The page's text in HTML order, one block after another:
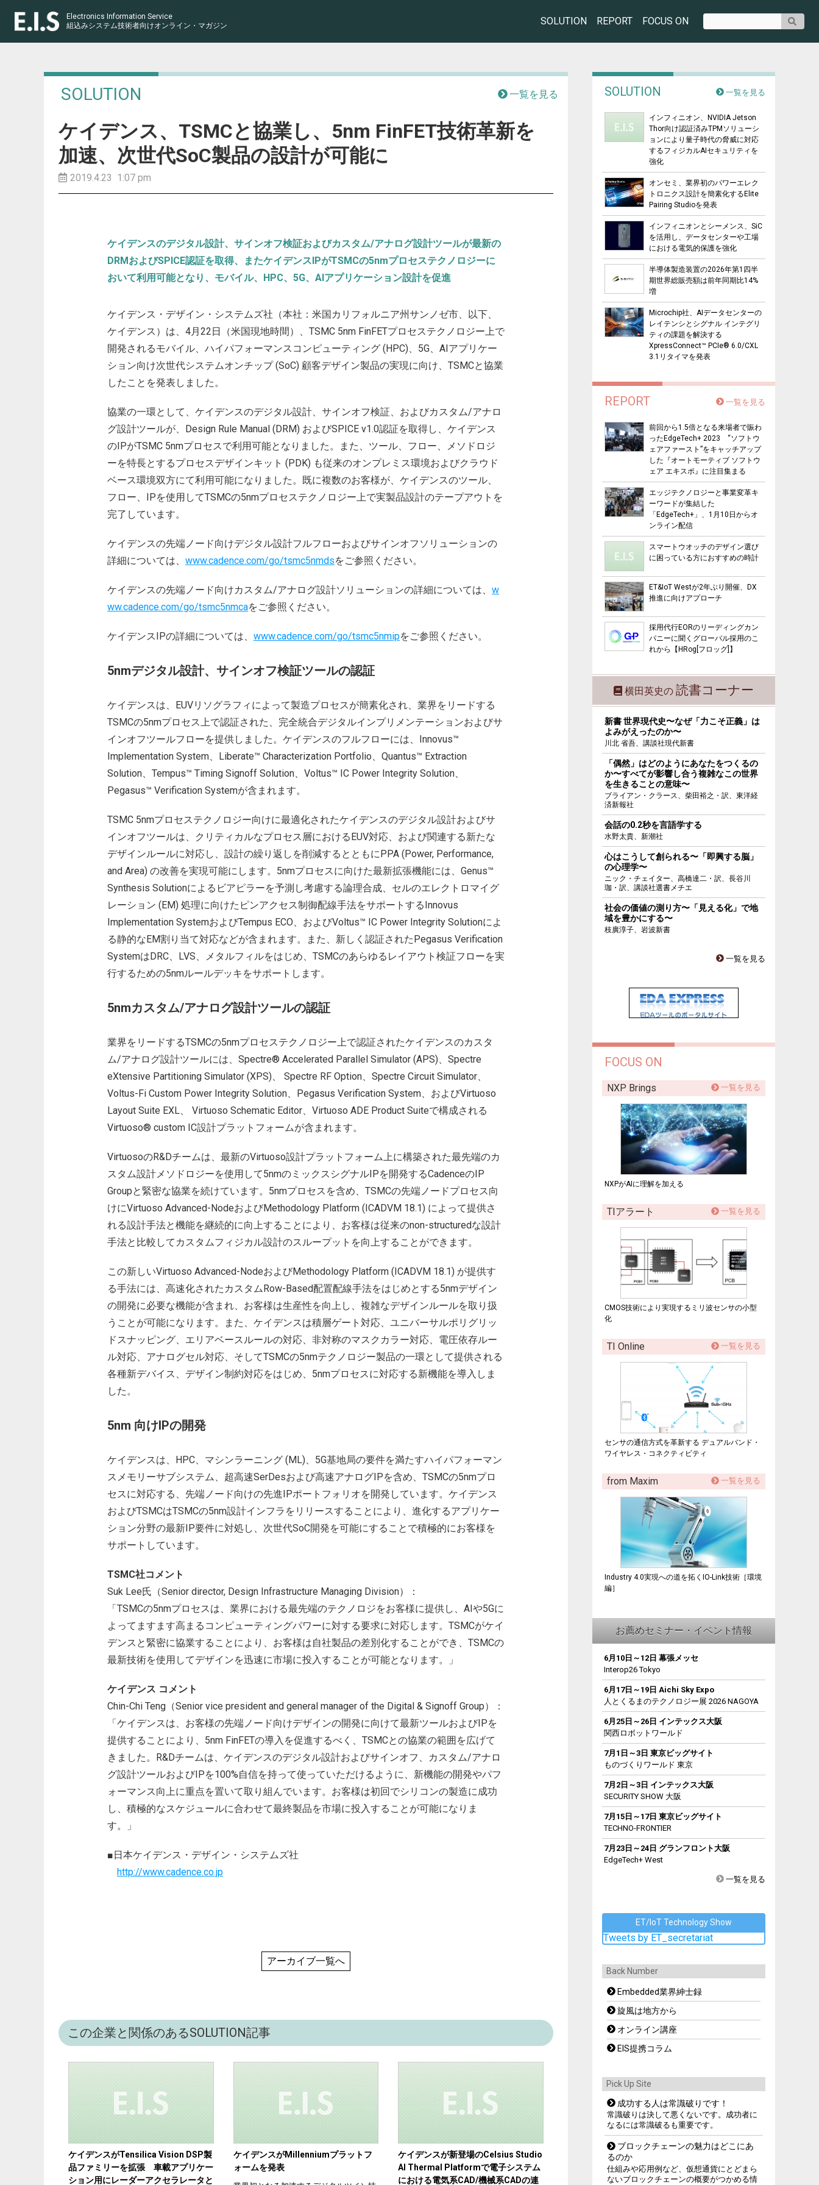
Electronics Information Service
組込みシステム技術者向けオンライン・マガジン SOLUTION REPORT FOCUS ON
SOLUTION 一覧を見る
ケイデンス、TSMCと協業し、5nm FinFET技術革新を
加速、次世代SoC製品の設計が可能に
2019.4.23 1:07 pm
ケイデンスのデジタル設計、サインオフ検証およびカスタム/アナログ設計ツールが最新の
DRMおよびSPICE認証を取得、またケイデンスIPがTSMCの5nmプロセステクノロジーに
おいて利用可能となり、モバイル、HPC、5G、AIアプリケーション設計を促進
ケイデンス・デザイン・システムズ社（本社：米国カリフォルニア州サンノゼ市、以下、
ケイデンス）は、4月22日（米国現地時間）、TSMC 5nm FinFETプロセステクノロジー上で
開発されるモバイル、ハイパフォーマンスコンピューティング (HPC)、5G、AIアプリケー
ション向け次世代システムオンチップ (SoC) 顧客デザイン製品の実現に向け、TSMCと協業
したことを発表しました。
協業の一環として、ケイデンスのデジタル設計、サインオフ検証、およびカスタム/アナロ
グ設計ツールが、Design Rule Manual (DRM) およびSPICE v1.0認証を取得し、ケイデンス
のIPがTSMC 5nmプロセスで利用可能となりました。また、ツール、フロー、メソドロジ
ーを特長とするプロセスデザインキット (PDK) も従来のオンプレミス環境およびクラウド
ベース環境双方にて利用可能になりました。既に複数のお客様が、ケイデンスのツール、
フロー、IPを使用してTSMCの5nmプロセステクノロジー上で実製品設計のテープアウトを
完了しています。
ケイデンスの先端ノード向けデジタル設計フルフローおよびサインオフソリューションの
詳細については、 www.cadence.com/go/tsmc5nmdsをご参照ください。
ケイデンスの先端ノード向けカスタム/アナログ設計ソリューションの詳細については、 w
ww.cadence.com/go/tsmc5nmcaをご参照ください。
ケイデンスIPの詳細については、 www.cadence.com/go/tsmc5nmipをご参照ください。
5nmデジタル設計、サインオフ検証ツールの認証
ケイデンスは、EUVリソグラフィによって製造プロセスが簡素化され、業界をリードする
TSMCの5nmプロセス上で認証された、完全統合デジタルインプリメンテーションおよびサ
インオフツールフローを提供しました。ケイデンスのフルフローには、Innovus™
Implementation System、Liberate™ Characterization Portfolio、Quantus™ Extraction
Solution、Tempus™ Timing Signoff Solution、Voltus™ IC Power Integrity Solution、
Pegasus™ Verification Systemが含まれます。
TSMC 5nmプロセステクノロジー向けに最適化されたケイデンスのデジタル設計およびサ
インオフツールは、クリティカルなプロセス層におけるEUV対応、および関連する新たな
デザインルールに対応し、設計の繰り返しを削減するとともにPPA (Power, Performance,
and Area) の改善を実現可能にします。5nmプロセスに向けた最新拡張機能には、Genus™
Synthesis Solutionによるビアピラーを予測し考慮する論理合成、セルのエレクトロマイグ
レーション (EM) 処理に向けたピンアクセス制御配線手法をサポートするInnovus
Implementation SystemおよびTempus ECO、およびVoltus™ IC Power Integrity Solutionによ
る静的なEM割り当て対応などが含まれます。また、新しく認証されたPegasus Verification
SystemはDRC、LVS、メタルフィルをはじめ、TSMCのあらゆるレイアウト検証フローを実
行するための5nmルールデッキをサポートします。
5nmカスタム/アナログ設計ツールの認証
業界をリードするTSMCの5nmプロセステクノロジー上で認証されたケイデンスのカスタ
ム/アナログ設計ツールには、Spectre® Accelerated Parallel Simulator (APS)、Spectre
eXtensive Partitioning Simulator (XPS)、 Spectre RF Option、Spectre Circuit Simulator、
Voltus-Fi Custom Power Integrity Solution、Pegasus Verification System、およびVirtuoso
Layout Suite EXL、 Virtuoso Schematic Editor、Virtuoso ADE Product Suiteで構成される
Virtuoso® custom IC設計プラットフォームが含まれます。
VirtuosoのR&Dチームは、最新のVirtuoso設計プラットフォーム上に構築された最先端のカ
スタム設計メソドロジーを使用して5nmのミックスシグナルIPを開発するCadenceのIP
Groupと緊密な協業を続けています。5nmプロセスを含め、TSMCの先端ノードプロセス向
けにVirtuoso Advanced-NodeおよびMethodology Platform (ICADVM 18.1) によって提供さ
れる設計手法と機能を継続的に向上することにより、お客様は従来のnon-structuredな設計
手法と比較してカスタムフィジカル設計のスループットを向上することができます。
この新しいVirtuoso Advanced-NodeおよびMethodology Platform (ICADVM 18.1) が提供す
る手法には、高速化されたカスタムRow-Based配置配線手法をはじめとする5nmデザイン
の開発に必要な機能が含まれ、お客様は生産性を向上し、複雑なデザインルールを取り扱
うことが可能になります。また、ケイデンスは積層ゲート対応、ユニバーサルポリグリッ
ドスナッピング、エリアベースルールの対応、非対称のマスクカラー対応、電圧依存ルー
ル対応、アナログセル対応、そしてTSMCの5nmテクノロジー製品の一環として提供される
各種新デバイス、デザイン制約対応をはじめ、5nmプロセスに対応する新機能を導入しま
した。
5nm 向けIPの開発
ケイデンスは、HPC、マシンラーニング (ML)、5G基地局の要件を満たすハイパフォーマン
スメモリーサブシステム、超高速SerDesおよび高速アナログIPを含め、TSMCの5nmプロ
セスに対応する、先端ノード向けの先進IPポートフォリオを開発しています。ケイデンス
およびTSMCはTSMCの5nm設計インフラをリリースすることにより、進化するアプリケー
ション分野の最新IP要件に対処し、次世代SoC開発を可能にすることで積極的にお客様を
サポートしています。
TSMC社コメント
Suk Lee氏（Senior director, Design Infrastructure Managing Division）：
「TSMCの5nmプロセスは、業界における最先端のテクノロジをお客様に提供し、AIや5Gに
よってますます高まるコンピューティングパワーに対する要求に対応します。TSMCがケイ
デンスと緊密に協業することにより、お客様は自社製品の差別化することができ、TSMCの
最新技術を使用してデザインを迅速に市場に投入することが可能となります。」
ケイデンス コメント
Chin-Chi Teng（Senior vice president and general manager of the Digital & Signoff Group）：
「ケイデンスは、お客様の先端ノード向けデザインの開発に向けて最新ツールおよびIPを
提供することにより、5nm FinFETの導入を促進するべく、TSMCとの協業の範囲を広げて
きました。R&Dチームは、ケイデンスのデジタル設計およびサインオフ、カスタム/アナロ
グ設計ツールおよびIPを100%自信を持って使っていただけるように、新機能の開発やパフ
ォーマンス向上に重点を置いて取り組んでいます。お客様は初回でシリコンの製造に成功
し、積極的なスケジュールに合わせて最終製品を市場に投入することが可能になりま
す。」
■日本ケイデンス・デザイン・システムズ社
http://www.cadence.co.jp
アーカイブ一覧へ
この企業と関係のあるSOLUTION記事
ケイデンスがTensilica Vision DSP製
品ファミリーを拡張 車載アプリケー
ション用にレーダーアクセラレータと
ケイデンスがMillenniumプラットフ
ォームを発表
ケイデンスが新登場のCelsius Studio
AI Thermal Platformで電子システム
における電気系CAD/機械系CADの連
SOLUTION 一覧を見る
インフィニオン、NVIDIA Jetson
Thor向け認証済みTPMソリューシ
ョンにより量子時代の脅威に対応
するフィジカルAIセキュリティを
強化
オンセミ、業界初のパワーエレク
トロニクス設計を簡素化するElite
Pairing Studioを発表
インフィニオンとシーメンス、SiC
を活用し、データセンターや工場
における電気的保護を強化
半導体製造装置の2026年第1四半
期世界総販売額は前年同期比14%
増
Microchip社、AIデータセンターの
レイテンシとシグナル インテグリ
ティの課題を解決する
XpressConnect™ PCIe® 6.0/CXL
3.1リタイマを発表
REPORT 一覧を見る
前回から1.5倍となる来場者で賑わ
ったEdgeTech+ 2023 “ソフトウ
ェアファースト”をキャッチアップ
した『オートモーティブ ソフトウ
ェア エキスポ』に注目集まる
エッジテクノロジーと事業変革キ
ーワードが集結した
「EdgeTech+」、1月10日からオ
ンライン配信
スマートウオッチのデザイン選び
に困っている方におすすめの時計
ET&IoT Westが2年ぶり開催、DX
推進に向けアプローチ
採用代行EORのリーディングカン
パニーに聞くグローバル採用のこ
れから【HRog[フロッグ]】
横田英史の 読書コーナー
新書 世界現代史〜なぜ「力こそ正義」は
よみがえったのか〜
川北 省吾、講談社現代新書
「偶然」はどのようにあなたをつくるの
か〜すべてが影響し合う複雑なこの世界
を生きることの意味〜
ブライアン・クラース、柴田裕之・訳、東洋経
済新報社
会話の0.2秒を言語学する
水野太貴、新潮社
心はこうして創られる〜「即興する脳」
の心理学〜
ニック・チェイター、高橋達二・訳、長谷川
珈・訳、講談社選書メチエ
社会の価値の測り方〜「見える化」で地
域を豊かにする〜
枝廣淳子、岩波新書
一覧を見る
FOCUS ON
NXP Brings 一覧を見る
NXPがAIに理解を加える
TIアラート 一覧を見る
CMOS技術により実現するミリ波センサの小型
化
TI Online 一覧を見る
センサの通信方式を革新する デュアルバンド・
ワイヤレス・コネクティビティ
from Maxim 一覧を見る
Industry 4.0実現への道を拓くIO-Link技術［環境
編］
お薦めセミナー・イベント情報
6月10日～12日 幕張メッセ
Interop26 Tokyo
6月17日～19日 Aichi Sky Expo
人とくるまのテクノロジー展 2026 NAGOYA
6月25日～26日 インテックス大阪
関西ロボットワールド
7月1日～3日 東京ビッグサイト
ものづくりワールド 東京
7月2日～3日 インテックス大阪
SECURITY SHOW 大阪
7月15日～17日 東京ビッグサイト
TECHNO-FRONTIER
7月23日～24日 グランフロント大阪
EdgeTech+ West
一覧を見る
ET/IoT Technology Show
Tweets by ET_secretariat
Back Number
Embedded業界紳士録
旋風は地方から
オンライン講座
EIS提携コラム
Pick Up Site
成功する人は常識破りです！
常識破りは決して悪くないです。成功者に
なるには常識破るも重要です。
ブロックチェーンの魅力はどこにあ
るのか
仕組みや応用例など、仮想通貨にとどまら
ないブロックチェーンの概要がつかめる情